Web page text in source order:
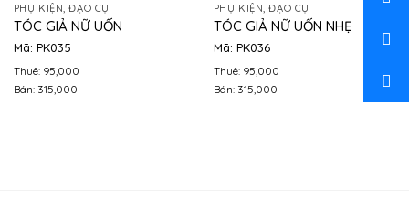
PHỤ KIỆN, ĐẠO CỤ
TÓC GIẢ NỮ UỐN
Mã: PK035
Thuê: 95,000
Bán: 315,000
PHỤ KIỆN, ĐẠO CỤ
TÓC GIẢ NỮ UỐN NHẸ
Mã: PK036
Thuê: 95,000
Bán: 315,000